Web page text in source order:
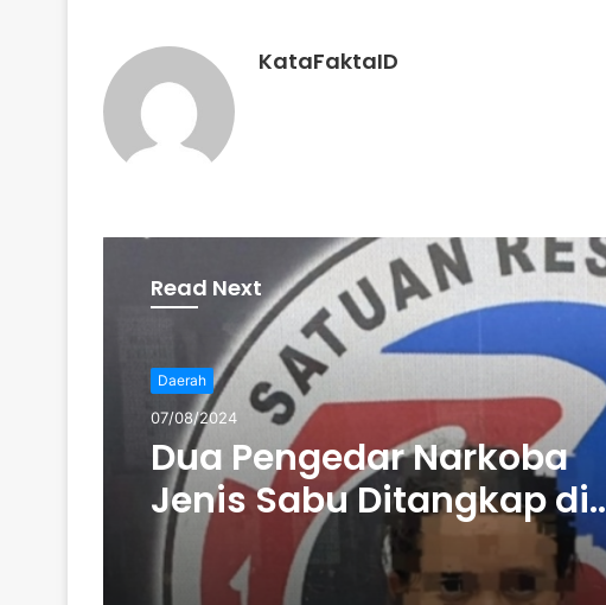
KataFaktaID
Read Next
Daerah
07/08/2024
Dua Pengedar Narkoba
Jenis Sabu Ditangkap di
Tebo Tengah: Polres Tebo
Amankan 15 Paket Sabu